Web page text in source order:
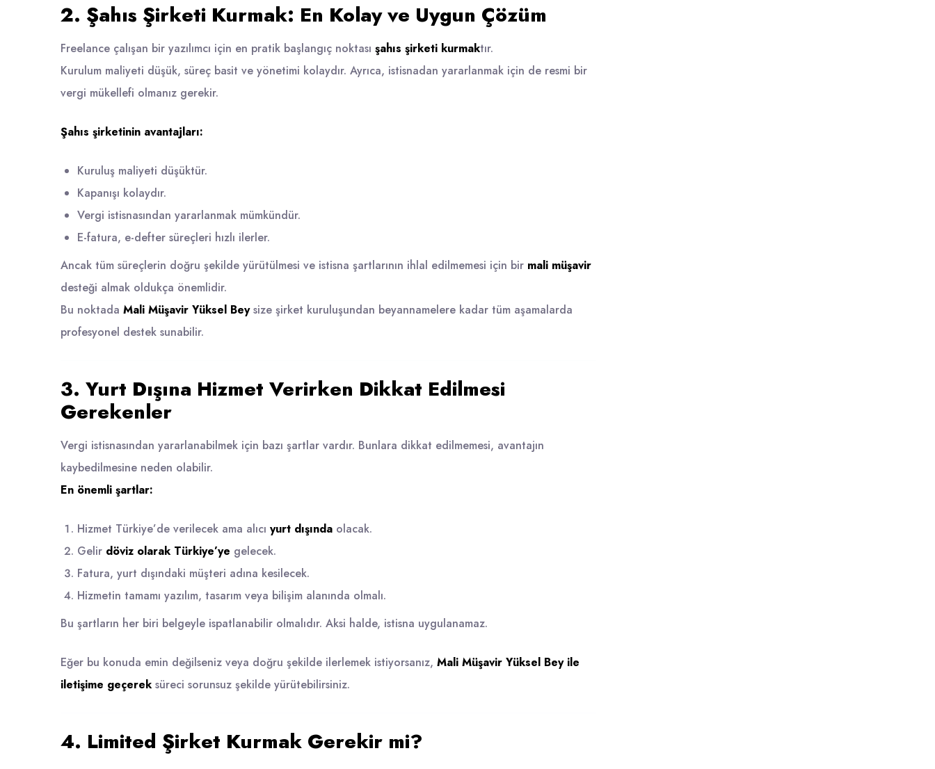
2. Şahıs Şirketi Kurmak: En Kolay ve Uygun Çözüm
Freelance çalışan bir yazılımcı için en pratik başlangıç noktası şahıs şirketi kurmaktır.
Kurulum maliyeti düşük, süreç basit ve yönetimi kolaydır. Ayrıca, istisnadan yararlanmak için de resmi bir
vergi mükellefi olmanız gerekir.
Şahıs şirketinin avantajları:
Kuruluş maliyeti düşüktür.
Kapanışı kolaydır.
Vergi istisnasından yararlanmak mümkündür.
E-fatura, e-defter süreçleri hızlı ilerler.
Ancak tüm süreçlerin doğru şekilde yürütülmesi ve istisna şartlarının ihlal edilmemesi için bir mali müşavir
desteği almak oldukça önemlidir.
Bu noktada Mali Müşavir Yüksel Beysize şirket kuruluşundan beyannamelere kadar tüm aşamalarda
profesyonel destek sunabilir.
3. Yurt Dışına Hizmet Verirken Dikkat Edilmesi
Gerekenler
Vergi istisnasından yararlanabilmek için bazı şartlar vardır. Bunlara dikkat edilmemesi, avantajın
kaybedilmesine neden olabilir.
En önemli şartlar:
Hizmet Türkiye’de verilecek ama alıcı yurt dışında olacak.
Gelir döviz olarak Türkiye’ye gelecek.
Fatura, yurt dışındaki müşteri adına kesilecek.
Hizmetin tamamı yazılım, tasarım veya bilişim alanında olmalı.
Bu şartların her biri belgeyle ispatlanabilir olmalıdır. Aksi halde, istisna uygulanamaz.
Eğer bu konuda emin değilseniz veya doğru şekilde ilerlemek istiyorsanız, Mali Müşavir Yüksel Bey ile
iletişime geçereksüreci sorunsuz şekilde yürütebilirsiniz.
4. Limited Şirket Kurmak Gerekir mi?